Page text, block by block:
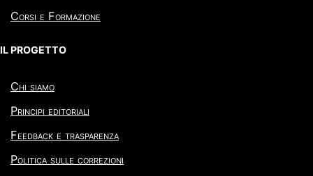
Corsi e Formazione
IL PROGETTO
Chi siamo
Principi editoriali
Feedback e trasparenza
Politica sulle correzioni